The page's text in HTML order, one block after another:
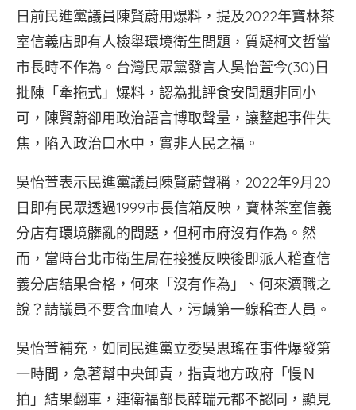
日前民進黨議員陳賢蔚用爆料，提及2022年寶林茶
室信義店即有人檢舉環境衛生問題，質疑柯文哲當
市長時不作為。台灣民眾黨發言人吳怡萱今(30)日
批陳「牽拖式」爆料，認為批評食安問題非同小
可，陳賢蔚卻用政治語言博取聲量，讓整起事件失
焦，陷入政治口水中，實非人民之福。
吳怡萱表示民進黨議員陳賢蔚聲稱，2022年9月20
日即有民眾透過1999市長信箱反映，寶林茶室信義
分店有環境髒亂的問題，但柯市府沒有作為。然
而，當時台北市衛生局在接獲反映後即派人稽查信
義分店結果合格，何來「沒有作為」、何來瀆職之
說？請議員不要含血噴人，污衊第一線稽查人員。
吳怡萱補充，如同民進黨立委吳思瑤在事件爆發第
一時間，急著幫中央卸責，指責地方政府「慢Ｎ
拍」結果翻車，連衛福部長薛瑞元都不認同，顯見